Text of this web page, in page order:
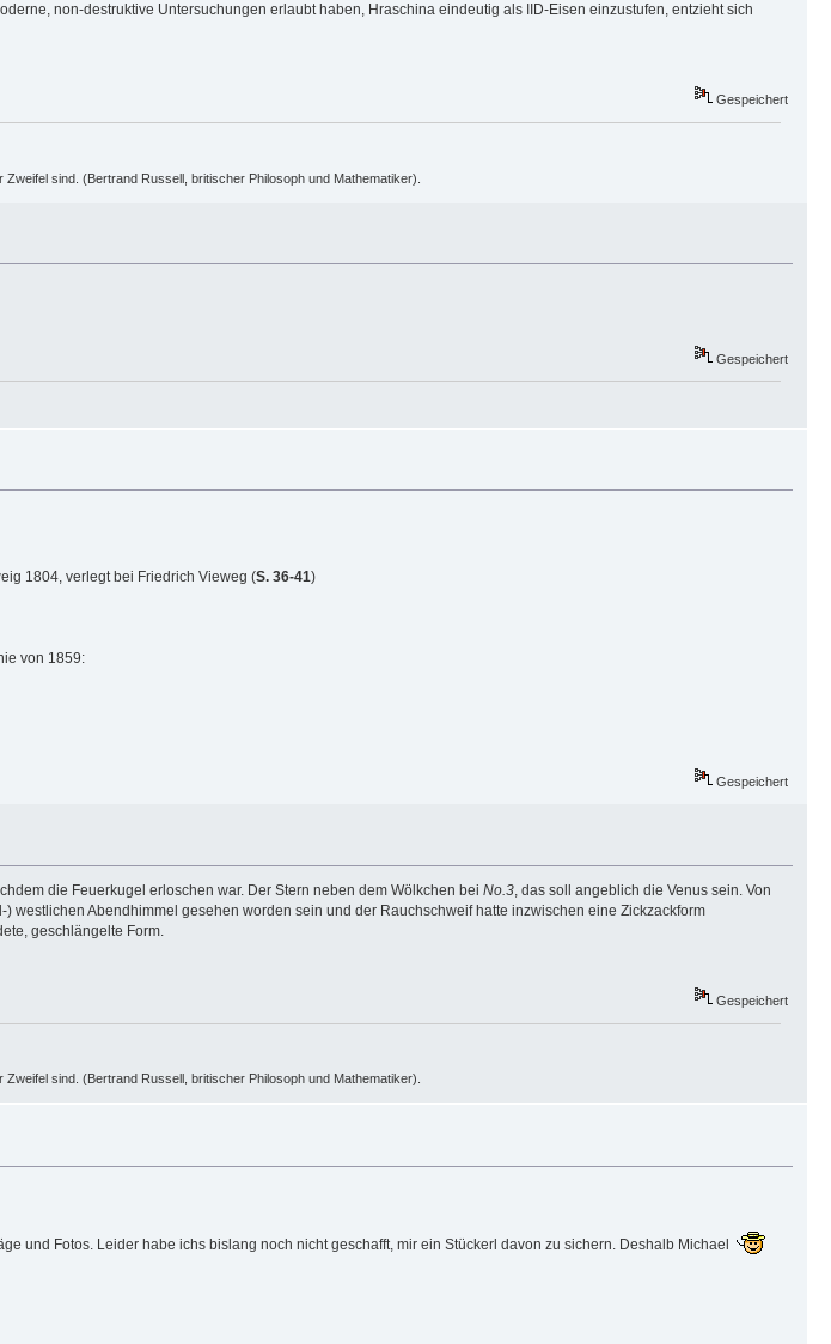
non-destruktive Untersuchungen erlaubt haben, Hraschina eindeutig als IID-Eisen einzustufen, entzieht sich
Gespeichert
sind. (Bertrand Russell, britischer Philosoph und Mathematiker).
Gespeichert
1804, verlegt bei Friedrich Vieweg (S. 36-41)
von 1859:
Gespeichert
die Feuerkugel erloschen war. Der Stern neben dem Wölkchen bei No.3, das soll angeblich die Venus sein. Von
westlichen Abendhimmel gesehen worden sein und der Rauchschweif hatte inzwischen eine Zickzackform
geschlängelte Form.
Gespeichert
sind. (Bertrand Russell, britischer Philosoph und Mathematiker).
und Fotos. Leider habe ichs bislang noch nicht geschafft, mir ein Stückerl davon zu sichern. Deshalb Michael